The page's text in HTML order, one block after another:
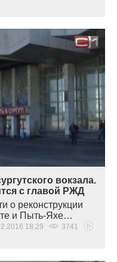
вокзала.
с главой РЖД
о реконструкции
и Пыть-Яхе…
18:29 3741